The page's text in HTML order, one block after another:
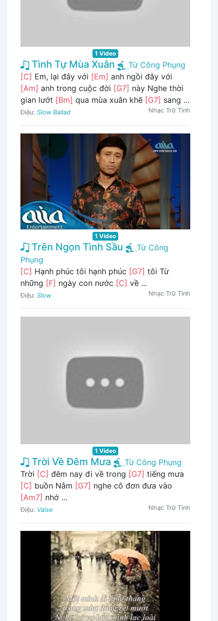
1 Video
Tình Tự Mùa Xuân
Từ Công Phụng
[C] Em, lại đây với [Em] anh ngồi đây với
[Am] anh trong cuộc đời [G7] này Nghe thời
gian lướt [Bm] qua mùa xuân khẽ [G7] sang ...
Điệu: Slow Ballad Nhạc Trữ Tình
1 Video
Trên Ngọn Tình Sầu
Từ Công
Phụng
[C] Hạnh phúc tôi hạnh phúc [G7] tôi Từ
những [F] ngày con nước [C] về ...
Điệu: Slow Nhạc Trữ Tình
1 Video
Trời Về Đêm Mưa
Từ Công Phụng
Trời [C] đêm nay đi về trong [G7] tiếng mưa
[C] buồn Nằm [G7] nghe cô đơn đưa vào
[Am7] nhớ ...
Điệu: Valse Nhạc Trữ Tình